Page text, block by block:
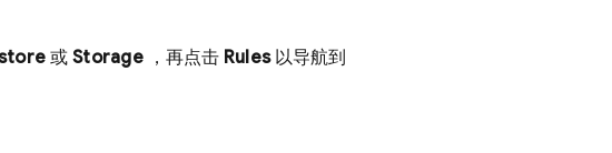
或 Storage，再点击 Rules以导航到